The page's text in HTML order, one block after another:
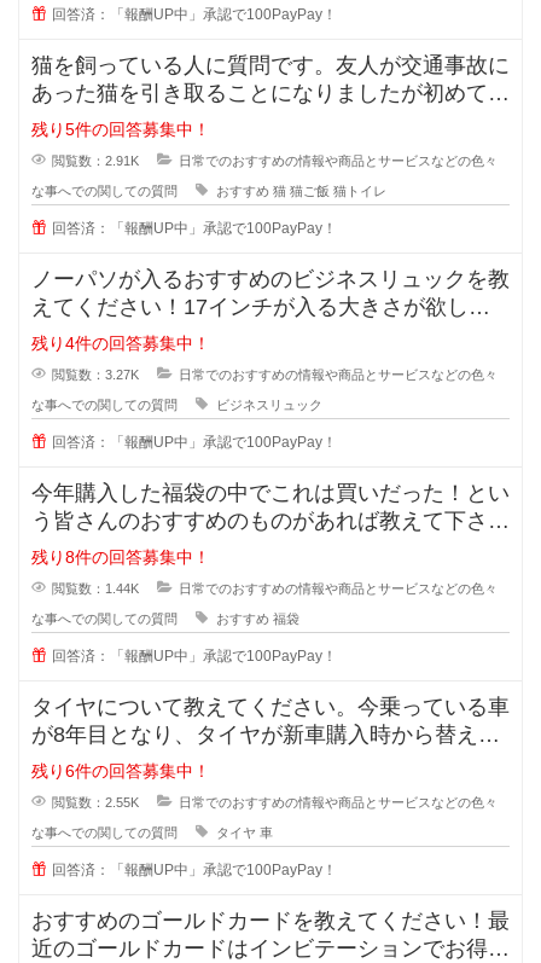
回答済：「報酬UP中」承認で100PayPay！
猫を飼っている人に質問です。友人が交通事故に
あった猫を引き取ることになりましたが初めて猫
を育てることになったそうで、ご飯
残り5件の回答募集中！
閲覧数：2.91K 日常でのおすすめの情報や商品とサービスなどの色々
な事へでの関しての質問 おすすめ 猫 猫ご飯 猫トイレ
回答済：「報酬UP中」承認で100PayPay！
ノーパソが入るおすすめのビジネスリュックを教
えてください！17インチが入る大きさが欲しい
です。ノーパソだけ入るものでもい
残り4件の回答募集中！
閲覧数：3.27K 日常でのおすすめの情報や商品とサービスなどの色々
な事へでの関しての質問 ビジネスリュック
回答済：「報酬UP中」承認で100PayPay！
今年購入した福袋の中でこれは買いだった！とい
う皆さんのおすすめのものがあれば教えて下さ
い。今まで購入したことがあるのはジ
残り8件の回答募集中！
閲覧数：1.44K 日常でのおすすめの情報や商品とサービスなどの色々
な事へでの関しての質問 おすすめ 福袋
回答済：「報酬UP中」承認で100PayPay！
タイヤについて教えてください。今乗っている車
が8年目となり、タイヤが新車購入時から替えて
いません。スリップサインが出てき
残り6件の回答募集中！
閲覧数：2.55K 日常でのおすすめの情報や商品とサービスなどの色々
な事へでの関しての質問 タイヤ 車
回答済：「報酬UP中」承認で100PayPay！
おすすめのゴールドカードを教えてください！最
近のゴールドカードはインビテーションでお得に